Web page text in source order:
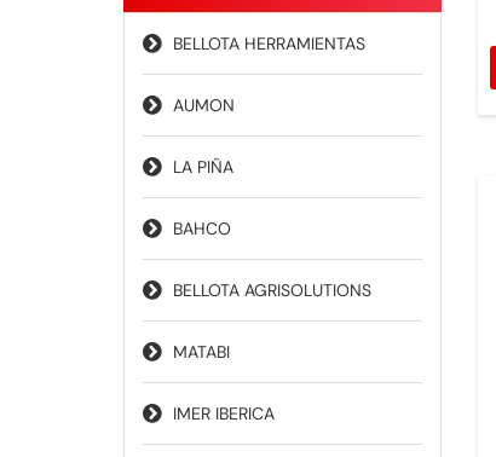
BELLOTA HERRAMIENTAS
AUMON
LA PIÑA
BAHCO
BELLOTA AGRISOLUTIONS
MATABI
IMER IBERICA